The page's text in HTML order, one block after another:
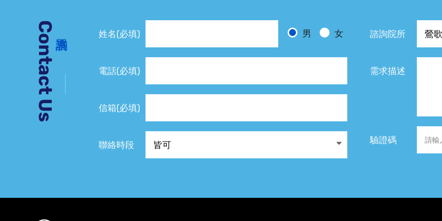
Contact Us 姓名(必填) 男 女
電話(必填)
信箱(必填)
聯絡時段
諮詢院所
需求描述
驗證碼